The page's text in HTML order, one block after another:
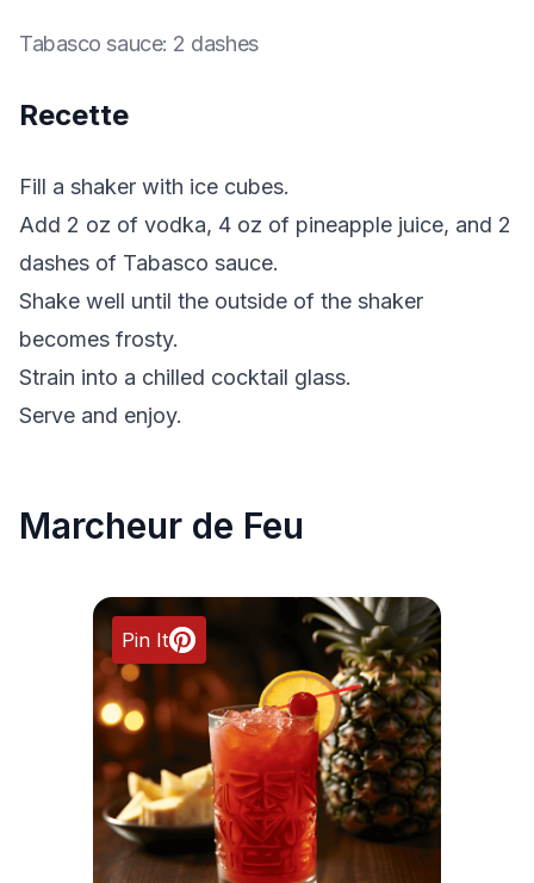
Tabasco sauce: 2 dashes
Recette
Fill a shaker with ice cubes.
Add 2 oz of vodka, 4 oz of pineapple juice, and 2
dashes of Tabasco sauce.
Shake well until the outside of the shaker
becomes frosty.
Strain into a chilled cocktail glass.
Serve and enjoy.
Marcheur de Feu
Pin It